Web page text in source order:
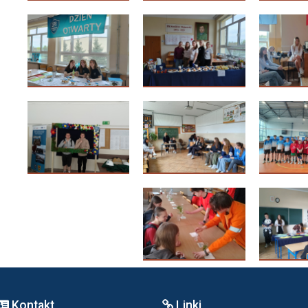
Kontakt Linki